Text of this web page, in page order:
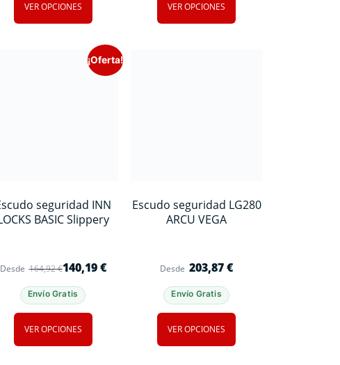
VER OPCIONES VER OPCIONES
¡Oferta!
seguridad INN
BASIC Slippery
Desde 164,92€140,19€
Envío Gratis
VER OPCIONES
Escudo seguridad LG280
ARCU VEGA
Desde 203,87€
Envío Gratis
VER OPCIONES